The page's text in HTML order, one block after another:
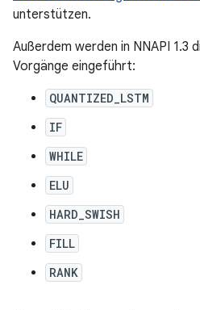
unterstützen.
Außerdem werden in NNAPI 1.3
Vorgänge eingeführt:
QUANTIZED_LSTM
IF
WHILE
ELU
HARD_SWISH
FILL
RANK